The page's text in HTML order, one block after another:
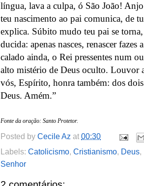
língua, lava a culpa, ó São João!
teu nascimento ao pai comunica, de
explica. Súbito mudo teu pai se
ducida: apenas nasces, renascer
calado ainda, o Rei pressentes num
alto mistério de Deus oculto. Louvor
vós, Espírito, honra também: dos
Deus. Amém.”
Fonte da oração: Santo Protetor.
Posted by Cecile Az at 00:30
Labels: Catolicismo, Cristianismo, Deus,
Senhor